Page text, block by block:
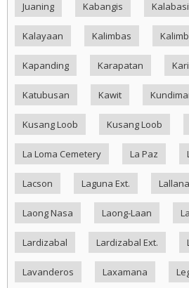
Juaning Kabangis
Kalayaan Kalimbas
Kapanding Karapatan
Katubusan Kawit
Kusang Loob Kusang Loob
La Loma Cemetery La Paz
Lacson Laguna Ext. Lallana
Laong Nasa Laong-Laan
Lardizabal Lardizabal Ext.
Lavanderos Laxamana